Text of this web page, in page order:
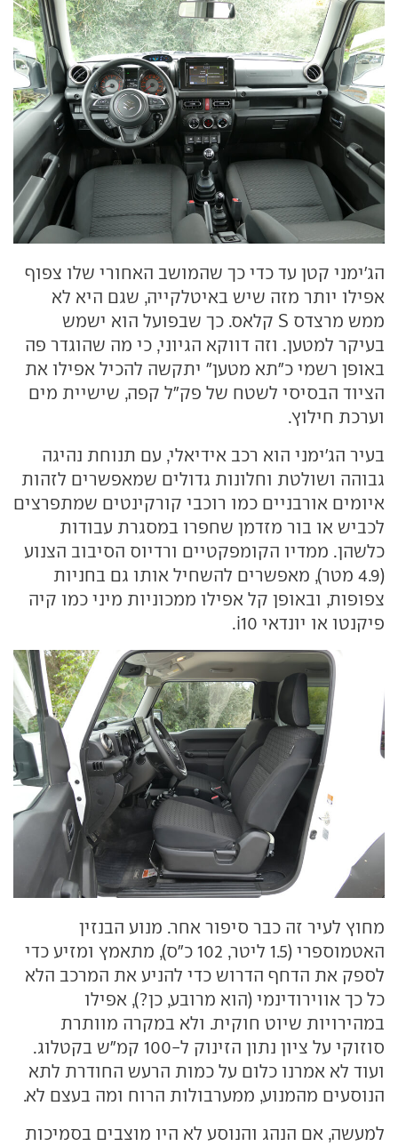
הג'ימני קטן עד כדי כך שהמושב האחורי שלו צפוף
אפילו יותר מזה שיש באיטלקייה, שגם היא לא
ממש מרצדס S קלאס. כך שבפועל הוא ישמש
בעיקר למטען. וזה דווקא הגיוני, כי מה שהוגדר פה
באופן רשמי כ"תא מטען" יתקשה להכיל אפילו את
הציוד הבסיסי לשטח של פק"ל קפה, שישיית מים
וערכת חילוץ.
בעיר הג'ימני הוא רכב אידיאלי, עם תנוחת נהיגה
גבוהה ושולטת וחלונות גדולים שמאפשרים לזהות
איומים אורבניים כמו רוכבי קורקינטים שמתפרצים
לכביש או בור מזדמן שחפרו במסגרת עבודות
כלשהן. ממדיו הקומפקטיים ורדיוס הסיבוב הצנוע
(4.9 מטר), מאפשרים להשחיל אותו גם בחניות
צפופות, ובאופן קל אפילו ממכוניות מיני כמו קיה
פיקנטו או יונדאי i10
.
מחוץ לעיר זה כבר סיפור אחר. מנוע הבנזין
האטמוספרי (1.5 ליטר, 102 כ"ס), מתאמץ ומזיע כדי
לספק את הדחף הדרוש כדי להניע את המרכב הלא
כל כך אווירודינמי (הוא מרובע, כן?), אפילו
במהירויות שיוט חוקית. ולא במקרה מוותרת
סוזוקי על ציון נתון הזינוק ל-100 קמ"ש בקטלוג.
ועוד לא אמרנו כלום על כמות הרעש החודרת לתא
הנוסעים מהמנוע, ממערבולות הרוח ומה בעצם לא.
למעשה, אם הנהג והנוסע לא היו מוצבים בסמיכות